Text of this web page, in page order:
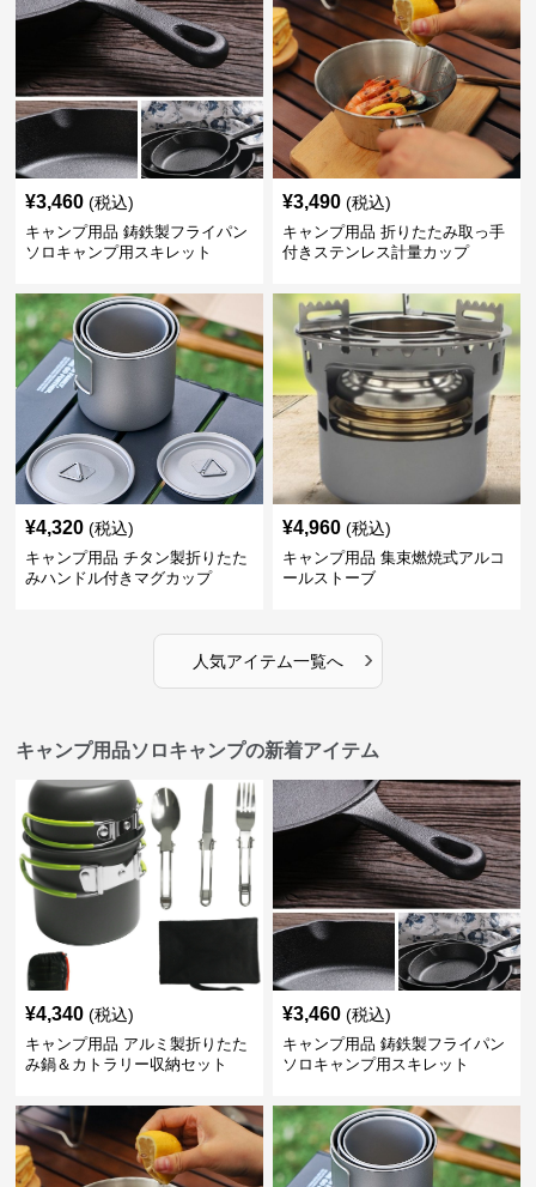
¥3,460 (税込)
キャンプ用品 鋳鉄製フライパン
ソロキャンプ用スキレット
¥3,490 (税込)
キャンプ用品 折りたたみ取っ手
付きステンレス計量カップ
¥4,320 (税込)
キャンプ用品 チタン製折りたた
みハンドル付きマグカップ
¥4,960 (税込)
キャンプ用品 集束燃焼式アルコ
ールストーブ
人気アイテム一覧へ ›
キャンプ用品ソロキャンプの新着アイテム
¥4,340 (税込)
キャンプ用品 アルミ製折りたた
み鍋＆カトラリー収納セット
¥3,460 (税込)
キャンプ用品 鋳鉄製フライパン
ソロキャンプ用スキレット